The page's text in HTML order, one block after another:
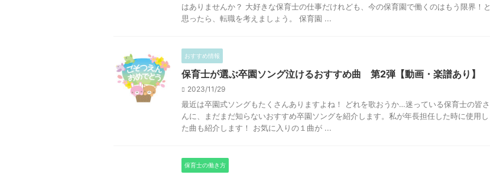
はありませんか？ 大好きな保育士の仕事だけれども、今の保育園で働くのはもう限界！と
思ったら、転職を考えましょう。 保育園 ...
おすすめ情報
保育士が選ぶ卒園ソング泣けるおすすめ曲 第2弾【動画・楽譜あり】
2023/11/29
最近は卒園式ソングもたくさんありますよね！ どれを歌おうか…迷っている保育士の皆さ
んに、まだまだ知らないおすすめ卒園ソングを紹介します。私が年長担任した時に使用し
た曲も紹介します！ お気に入りの１曲が ...
保育士の働き方